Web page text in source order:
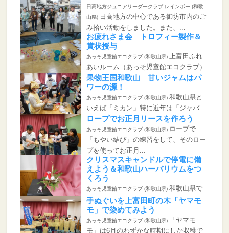
日高地方ジュニアリーダークラブ レインボー (和歌
山県) 日高地方の中心である御坊市内のご
み拾い活動をしました。また、...
お疲れさま会 トロフィー製作＆
賞状授与
あっそ児童館エコクラブ (和歌山県)
上富田ふれ
あいルーム（あっそ児童館エコクラブ）
2017年度最...
果物王国和歌山 甘いジャムはパ
ワーの源！
あっそ児童館エコクラブ (和歌山県) 和歌山県と
いえば「ミカン」特に近年は「ジャバ
ラ」が花粉症に聞...
ロープでお正月リースを作ろう
あっそ児童館エコクラブ (和歌山県) ロープで
「もやい結び」の練習をして、そのロー
プを使ってお正月...
クリスマスキャンドルで停電に備
えよう＆和歌山ハーバリウムをつ
くろう
あっそ児童館エコクラブ (和歌山県) 和歌山県で
は、ドライフラワーとしても人気のあ
る、スターチスや...
手ぬぐいを上富田町の木「ヤマモ
モ」で染めてみよう
あっそ児童館エコクラブ (和歌山県)
「ヤマモ
モ」は6月のわずかな時期にしか収穫で